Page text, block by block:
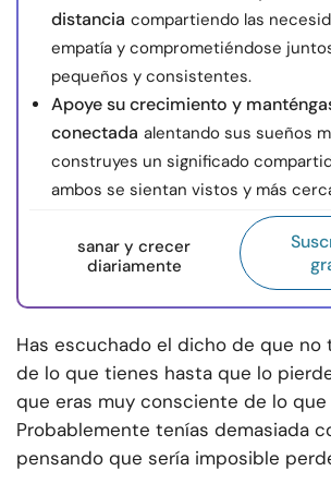
distancia compartiendo las
empatía y comprometiéndose
pequeños y consistentes.
Apoye su crecimiento y
conectada alentando sus sueños
construyes un significado
ambos se sientan vistos y más
sanar y crecer
diariamente
Has escuchado el dicho de que no
de lo que tienes hasta que lo
que eras muy consciente de lo que
Probablemente tenías demasiada
pensando que sería imposible